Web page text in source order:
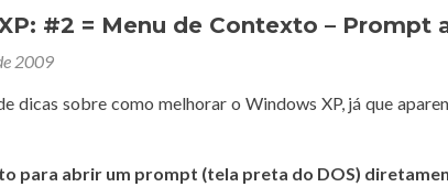
#2 = Menu de Contexto – Prompt
2009
dicas sobre como melhorar o Windows XP, já que
para abrir um prompt (tela preta do DOS)